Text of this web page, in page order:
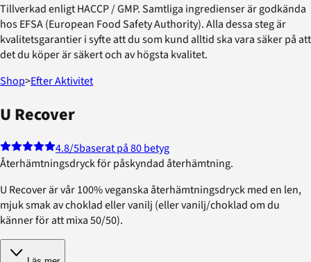
Tillverkad enligt HACCP / GMP. Samtliga ingredienser är godkända
hos EFSA (European Food Safety Authority). Alla dessa steg är
kvalitetsgarantier i syfte att du som kund alltid ska vara säker på att
det du köper är säkert och av högsta kvalitet.
Shop>Efter Aktivitet
U Recover
4.8/5baserat på 80 betyg
Återhämtningsdryck för påskyndad återhämtning.
U Recover är vår 100% veganska återhämtningsdryck med en len,
mjuk smak av choklad eller vanilj (eller vanilj/choklad om du
känner för att mixa 50/50).